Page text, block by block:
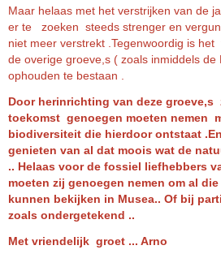
Maar helaas met het verstrijken van de
er te zoeken steeds strenger en
niet meer verstrekt .Tegenwoordig is
de overige groeve,s ( zoals inmiddels
ophouden te bestaan .
Door herinrichting van deze groeve,s
toekomst genoegen moeten nemen
biodiversiteit die hierdoor ontstaat
genieten van al dat moois wat de
.. Helaas voor de fossiel liefhebbers
moeten zij genoegen nemen om al
kunnen bekijken in Musea.. Of bij
zoals ondergetekend ..
Met vriendelijk groet ... Arno